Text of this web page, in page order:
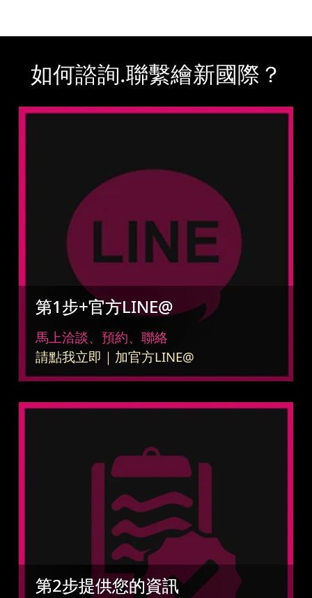
如何諮詢.聯繫繪新國際？
第1步+官方LINE@
馬上洽談、預約、聯絡
請點我立即｜加官方LINE@
第2步提供您的資訊